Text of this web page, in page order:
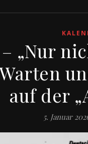
– „Nur
auf der
5. Januar